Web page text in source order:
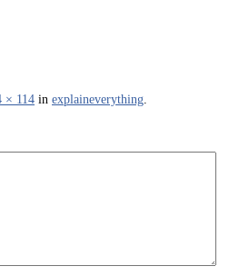
× 114 in explaineverything